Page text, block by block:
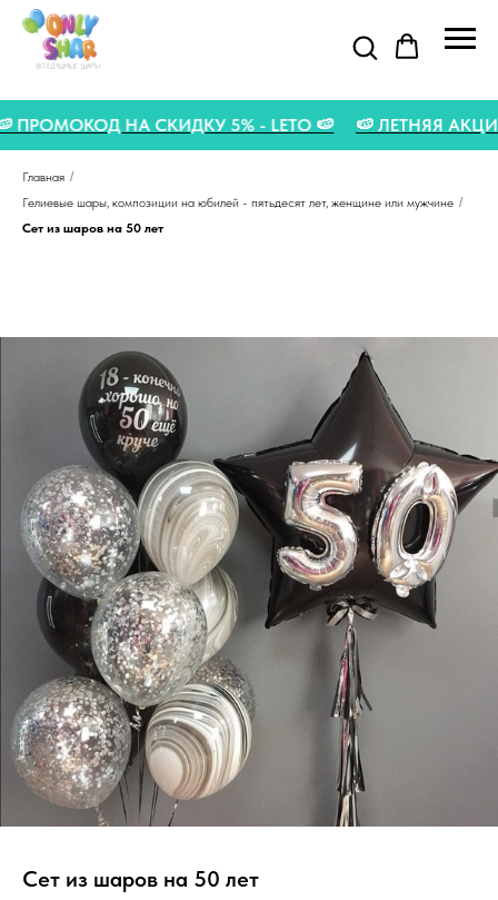
🍉 ПРОМОКОД НА СКИДКУ 5% - LETO 🍉 🍉 ЛЕТНЯЯ
Главная /
Гелиевые шары, композиции на юбилей - пятьдесят лет, женщине или мужчине /
Сет из шаров на 50 лет
Сет из шаров на 50 лет